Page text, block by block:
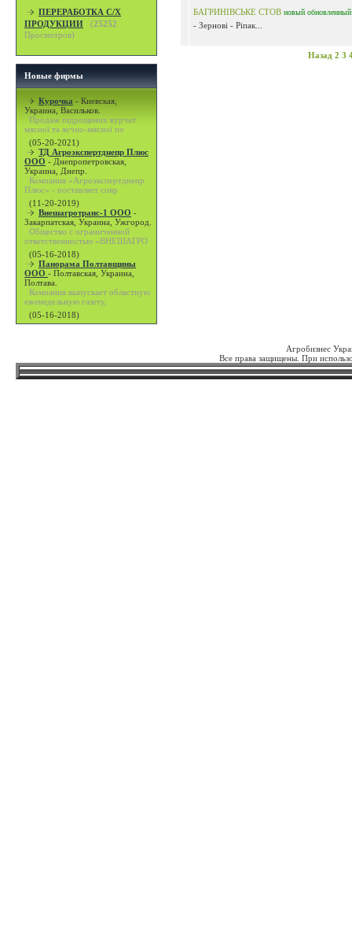
ПЕРЕРАБОТКА С/Х
ПРОДУКЦИИ
(25252
Просмотров)
Новые фирмы
Курочка - Киевская,
Украина, Васильков.
Продаж підрощених курчат
мясної та яєчно-мясної по
(05-20-2021)
ТД Агроэкспертднепр Плюс
ООО - Днепропетровская,
Украина, Днепр.
Компания «Агроэкспертднепр
Плюс» - поставляет совр
(11-20-2019)
Внешагротранс-1 ООО -
Закарпатская, Украина, Ужгород.
Общество с ограниченной
ответственностью «ВНЕШАГРО
(05-16-2018)
Панорама Полтавщины
ООО - Полтавская, Украина,
Полтава.
Компания выпускает областную
еженедельную газету,
(05-16-2018)
БАГРИНІВСЬКЕ СТОВ новый обновленный
- Зернові - Ріпак...
Назад 2 3
Агробизнес
Все права защищены. При